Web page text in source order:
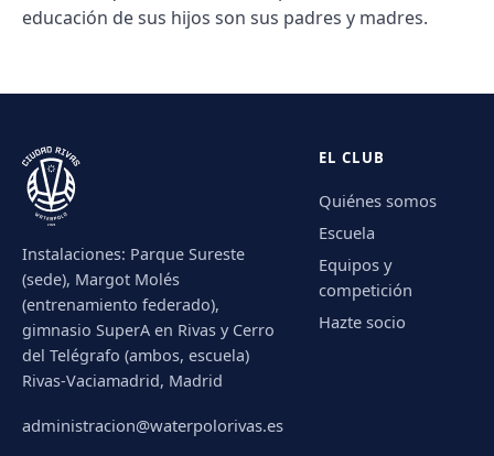
educación de sus hijos son sus padres y madres.
Instalaciones: Parque Sureste
(sede), Margot Molés
(entrenamiento federado),
gimnasio SuperA en Rivas y Cerro
del Telégrafo (ambos, escuela)
Rivas-Vaciamadrid, Madrid
administracion@waterpolorivas.es
EL CLUB
Quiénes somos
Escuela
Equipos y
competición
Hazte socio